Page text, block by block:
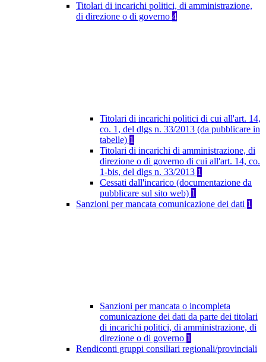
Titolari di incarichi politici, di amministrazione,
di direzione o di governo 4
Titolari di incarichi politici di cui all'art. 14,
co. 1, del dlgs n. 33/2013 (da pubblicare in
tabelle) 1
Titolari di incarichi di amministrazione, di
direzione o di governo di cui all'art. 14, co.
1-bis, del dlgs n. 33/2013 1
Cessati dall'incarico (documentazione da
pubblicare sul sito web) 1
Sanzioni per mancata comunicazione dei dati 1
Sanzioni per mancata o incompleta
comunicazione dei dati da parte dei titolari
di incarichi politici, di amministrazione, di
direzione o di governo 1
Rendiconti gruppi consiliari regionali/provinciali